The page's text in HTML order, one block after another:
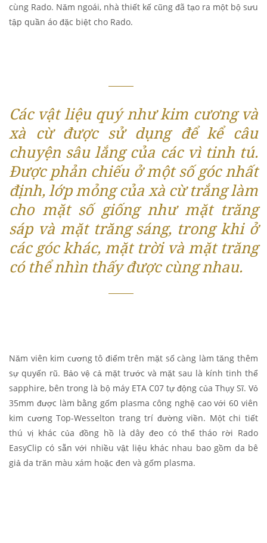
cùng Rado. Năm ngoái, nhà thiết kế cũng đã tạo ra một bộ sưu
tập quần áo đặc biệt cho Rado.
Các vật liệu quý như kim cương và
xà cừ được sử dụng để kể câu
chuyện sâu lắng của các vì tinh tú.
Được phản chiếu ở một số góc nhất
định, lớp mỏng của xà cừ trắng làm
cho mặt số giống như mặt trăng
sáp và mặt trăng sáng, trong khi ở
các góc khác, mặt trời và mặt trăng
có thể nhìn thấy được cùng nhau.
Năm viên kim cương tô điểm trên mặt số càng làm tăng thêm
sự quyến rũ. Bảo vệ cả mặt trước và mặt sau là kính tinh thể
sapphire, bên trong là bộ máy ETA C07 tự động của Thụy Sĩ. Vỏ
35mm được làm bằng gốm plasma công nghệ cao với 60 viên
kim cương Top-Wesselton trang trí đường viền. Một chi tiết
thú vị khác của đồng hồ là dây đeo có thể tháo rời Rado
EasyClip có sẵn với nhiều vật liệu khác nhau bao gồm da bê
giả da trăn màu xám hoặc đen và gốm plasma.